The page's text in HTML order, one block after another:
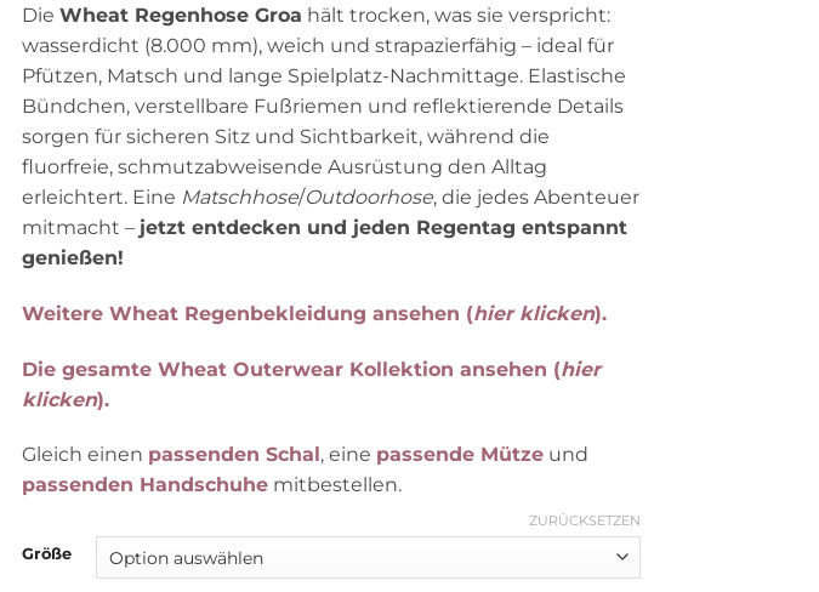
Die Wheat Regenhose Groa hält trocken, was sie verspricht:
wasserdicht (8.000 mm), weich und strapazierfähig – ideal für
Pfützen, Matsch und lange Spielplatz‑Nachmittage. Elastische
Bündchen, verstellbare Fußriemen und reflektierende Details
sorgen für sicheren Sitz und Sichtbarkeit, während die
fluorfreie, schmutzabweisende Ausrüstung den Alltag
erleichtert. Eine Matschhose/Outdoorhose, die jedes Abenteuer
mitmacht – jetzt entdecken und jeden Regentag entspannt
genießen!
Weitere Wheat Regenbekleidung ansehen (hier klicken).
Die gesamte Wheat Outerwear Kollektion ansehen (hier
klicken).
Gleich einen passenden Schal , eine passende Mütze und
passenden Handschuhe mitbestellen.
Größe
ZURÜCKSETZEN